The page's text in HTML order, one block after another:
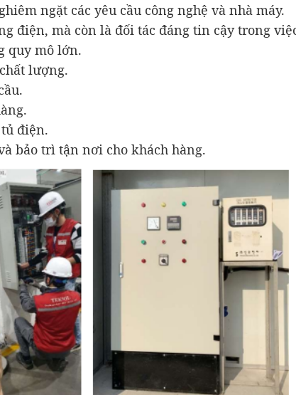
ngặt các yêu cầu công nghệ và nhà máy.
điện, mà còn là đối tác đáng tin cậy trong
quy mô lớn.
lượng.
điện.
bảo trì tận nơi cho khách hàng.